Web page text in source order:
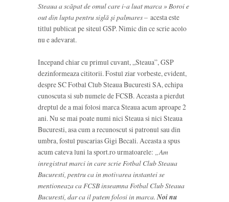
Steaua a scăpat de omul care i-a luat marca » Boroi e
out din lupta pentru siglă și palmares – acesta este
titlul publicat pe siteul GSP. Nimic din ce scrie acolo
nu e adevarat.
Incepand chiar cu primul cuvant, „Steaua”, GSP
dezinformeaza cititorii. Fostul ziar vorbeste, evident,
despre SC Fotbal Club Steaua Bucuresti SA, echipa
cunoscuta si sub numele de FCSB. Aceasta a pierdut
dreptul de a mai folosi marca Steaua acum aproape 2
ani. Nu se mai poate numi nici Steaua si nici Steaua
Bucuresti, asa cum a recunoscut si patronul sau din
umbra, fostul puscarias Gigi Becali. Aceasta a spus
acum cateva luni la sport.ro urmatoarele: „Am
inregistrat marci in care scrie Fotbal Club Steaua
Bucuresti, pentru ca in motivarea instantei se
mentioneaza ca FCSB inseamna Fotbal Club Steaua
Bucuresti, dar ca il putem folosi in marca.Noi nu